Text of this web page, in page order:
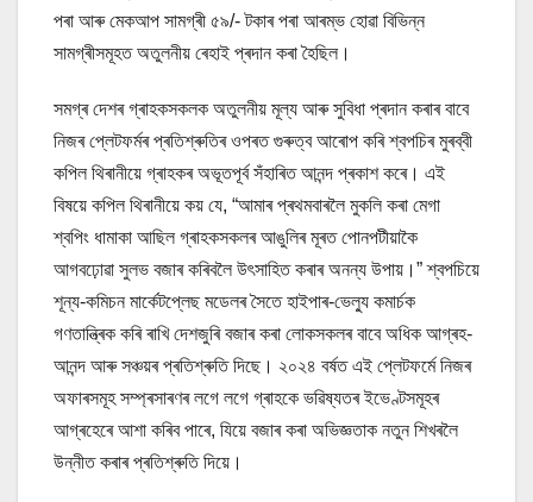
পৰা আৰু মেকআপ সামগ্ৰী ৫৯/- টকাৰ পৰা আৰম্ভ হোৱা বিভিন্ন
সামগ্ৰীসমূহত অতুলনীয় ৰেহাই প্ৰদান কৰা হৈছিল।
সমগ্ৰ দেশৰ গ্ৰাহকসকলক অতুলনীয় মূল্য আৰু সুবিধা প্ৰদান কৰাৰ বাবে
নিজৰ প্লেটফৰ্মৰ প্ৰতিশ্ৰুতিৰ ওপৰত গুৰুত্ব আৰোপ কৰি শ্বপচিৰ মুৰব্বী
কপিল থিৰানীয়ে গ্ৰাহকৰ অভূতপূৰ্ব সঁহাৰিত আনন্দ প্ৰকাশ কৰে। এই
বিষয়ে কপিল থিৰানীয়ে কয় যে, “আমাৰ প্ৰথমবাৰলৈ মুকলি কৰা মেগা
শ্বপিং ধামাকা আছিল গ্ৰাহকসকলৰ আঙুলিৰ মূৰত পোনপটীয়াকৈ
আগবঢ়োৱা সুলভ বজাৰ কৰিবলৈ উৎসাহিত কৰাৰ অনন্য উপায়।” শ্বপচিয়ে
শূন্য-কমিচন মাৰ্কেটপ্লেছ মডেলৰ সৈতে হাইপাৰ-ভেল্যু কমাৰ্চক
গণতান্ত্ৰিক কৰি ৰাখি দেশজুৰি বজাৰ কৰা লোকসকলৰ বাবে অধিক আগ্ৰহ-
আনন্দ আৰু সঞ্চয়ৰ প্ৰতিশ্ৰুতি দিছে। ২০২৪ বৰ্ষত এই প্লেটফৰ্মে নিজৰ
অফাৰসমূহ সম্প্ৰসাৰণৰ লগে লগে গ্ৰাহকে ভৱিষ্যতৰ ইভেণ্টসমূহৰ
আগ্ৰহেৰে আশা কৰিব পাৰে, যিয়ে বজাৰ কৰা অভিজ্ঞতাক নতুন শিখৰলৈ
উন্নীত কৰাৰ প্ৰতিশ্ৰুতি দিয়ে।